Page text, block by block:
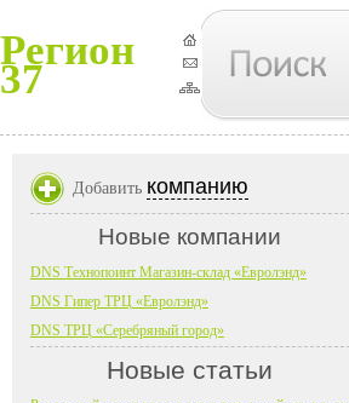
Регион
37
Добавить компанию
Новые компании
DNS Технопоинт Магазин-склад «Евролэнд»
DNS Гипер ТРЦ «Евролэнд»
DNS ТРЦ «Серебряный город»
Новые статьи